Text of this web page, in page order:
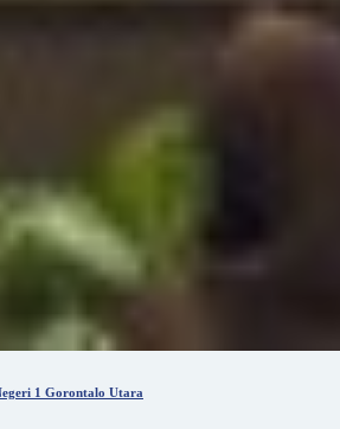
1 Gorontalo Utara